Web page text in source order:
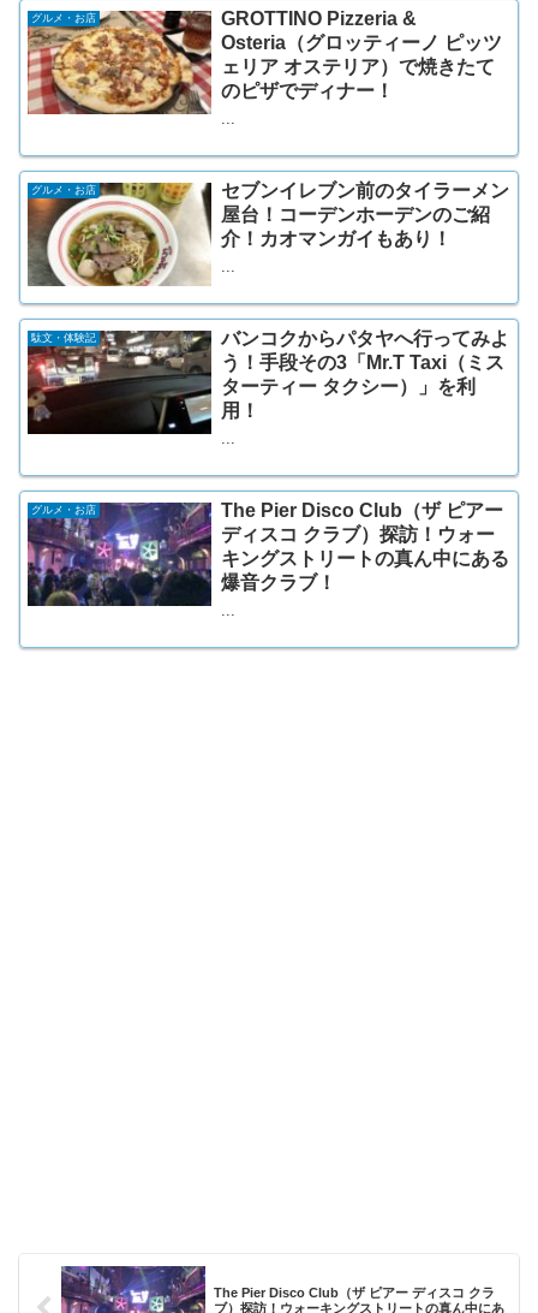
グルメ・お店
GROTTINO Pizzeria &
Osteria（グロッティーノ ピッツ
ェリア オステリア）で焼きたて
のピザでディナー！
...
グルメ・お店
セブンイレブン前のタイラーメン
屋台！コーデンホーデンのご紹
介！カオマンガイもあり！
...
駄文・体験記
バンコクからパタヤへ行ってみよ
う！手段その3「Mr.T Taxi（ミス
ターティー タクシー）」を利
用！
...
グルメ・お店
The Pier Disco Club（ザ ピアー
ディスコ クラブ）探訪！ウォー
キングストリートの真ん中にある
爆音クラブ！
...
The Pier Disco Club（ザ ピアー ディスコ クラ
ブ）探訪！ウォーキングストリートの真ん中にあ